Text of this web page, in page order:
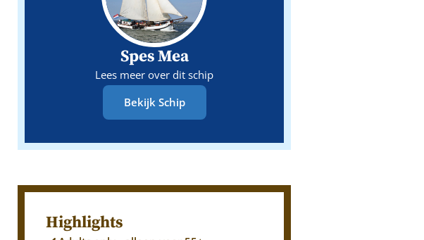
Spes Mea
Lees meer over dit schip
Bekijk Schip
Highlights